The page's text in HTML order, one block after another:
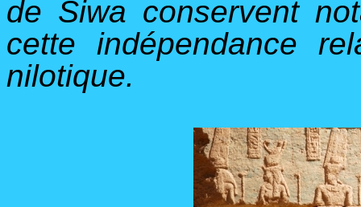
de Siwa conservent
cette indépendance
nilotique.